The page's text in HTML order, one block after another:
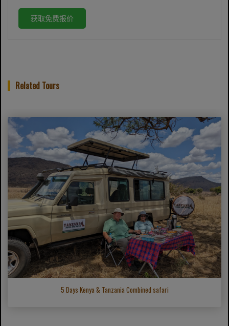
获取免费报价
Related Tours
5 Days Kenya & Tanzania Combined safari